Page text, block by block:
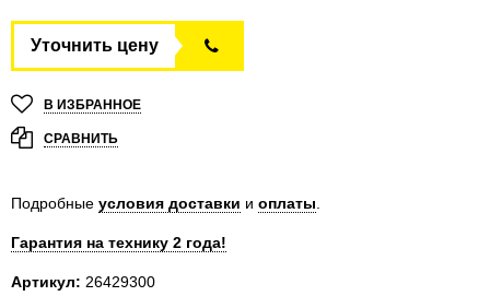
Уточнить цену
В ИЗБРАННОЕ
СРАВНИТЬ
Подробные условия доставки и оплаты
Гарантия на технику 2 года!
Артикул: 26429300